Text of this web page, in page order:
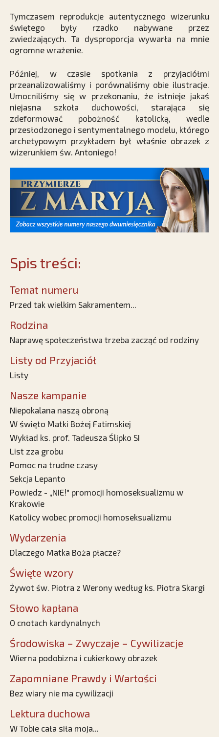
Tymczasem reprodukcje autentycznego wizerunku
świętego były rzadko nabywane przez
zwiedzających. Ta dysproporcja wywarła na mnie
ogromne wrażenie.
Później, w czasie spotkania z przyjaciółmi
przeanalizowaliśmy i porównaliśmy obie ilustracje.
Umocniliśmy się w przekonaniu, że istnieje jakaś
niejasna szkoła duchowości, starająca się
zdeformować pobożność katolicką, wedle
przesłodzonego i sentymentalnego modelu, którego
archetypowym przykładem był właśnie obrazek z
wizerunkiem św. Antoniego!
Spis treści:
Temat numeru
Przed tak wielkim Sakramentem...
Rodzina
Naprawę społeczeństwa trzeba zacząć od rodziny
Listy od Przyjaciół
Listy
Nasze kampanie
Niepokalana naszą obroną
W święto Matki Bożej Fatimskiej
Wykład ks. prof. Tadeusza Ślipko SI
List zza grobu
Pomoc na trudne czasy
Sekcja Lepanto
Powiedz - „NIE!" promocji homoseksualizmu w
Krakowie
Katolicy wobec promocji homoseksualizmu
Wydarzenia
Dlaczego Matka Boża płacze?
Święte wzory
Żywot św. Piotra z Werony według ks. Piotra Skargi
Słowo kapłana
O cnotach kardynalnych
Środowiska – Zwyczaje – Cywilizacje
Wierna podobizna i cukierkowy obrazek
Zapomniane Prawdy i Wartości
Bez wiary nie ma cywilizacji
Lektura duchowa
W Tobie cała siła moja...